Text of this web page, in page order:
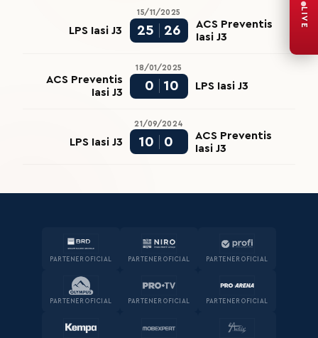
15/11/2025
LPS Iasi J3 25 26
ACS Preventis
Iasi J3
18/01/2025
ACS Preventis
Iasi J3
0 10 LPS Iasi J3
21/09/2024
LPS Iasi J3 10 0
ACS Preventis
Iasi J3
PARTENER OFICIAL PARTENER OFICIAL PARTENER OFICIAL
PARTENER OFICIAL PARTENER OFICIAL PARTENER OFICIAL
LIVE